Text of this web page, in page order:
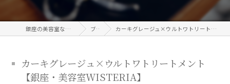
銀座の美容室なら信頼のWISTERIA ブログ カーキグレージュ×ウルトワトリートメント【銀座・美容室WISTERIA】
カーキグレージュ×ウルトワトリートメント
【銀座・美容室WISTERIA】